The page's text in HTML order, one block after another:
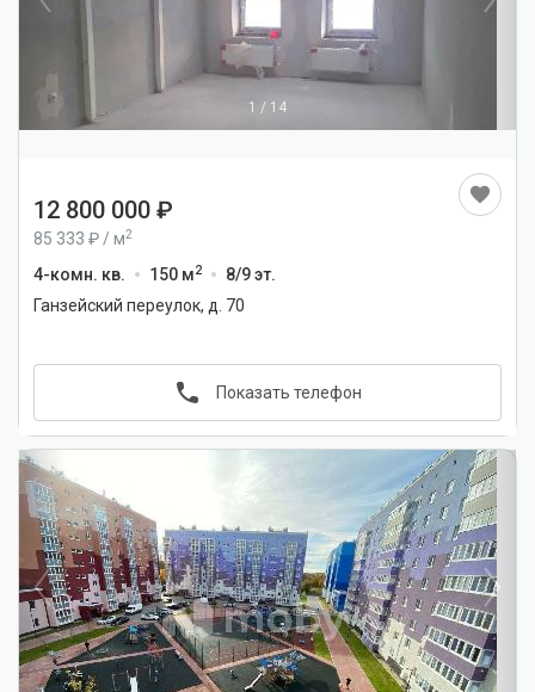
1 / 14
12 800 000
85 333 / м2
4-комн. кв. 150 м2
8/9 эт.
Ганзейский переулок, д. 70
Показать телефон